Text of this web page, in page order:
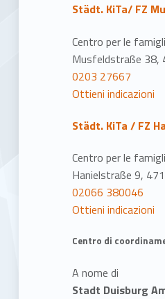
Städt. KiTa/ FZ
Centro per le
Musfeldstraße 38,
0203 27667
Ottieni indicazioni
Städt. KiTa / FZ
Centro per le
Hanielstraße 9,
02066 380046
Ottieni indicazioni
Centro di
A nome di
Stadt Duisburg